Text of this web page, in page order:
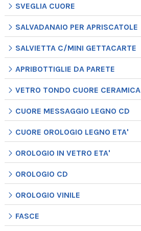
SVEGLIA CUORE
SALVADANAIO PER APRISCATOLE
SALVIETTA C/MINI GETTACARTE
APRIBOTTIGLIE DA PARETE
VETRO TONDO CUORE CERAMICA
CUORE MESSAGGIO LEGNO CD
CUORE OROLOGIO LEGNO ETA'
OROLOGIO IN VETRO ETA'
OROLOGIO CD
OROLOGIO VINILE
FASCE